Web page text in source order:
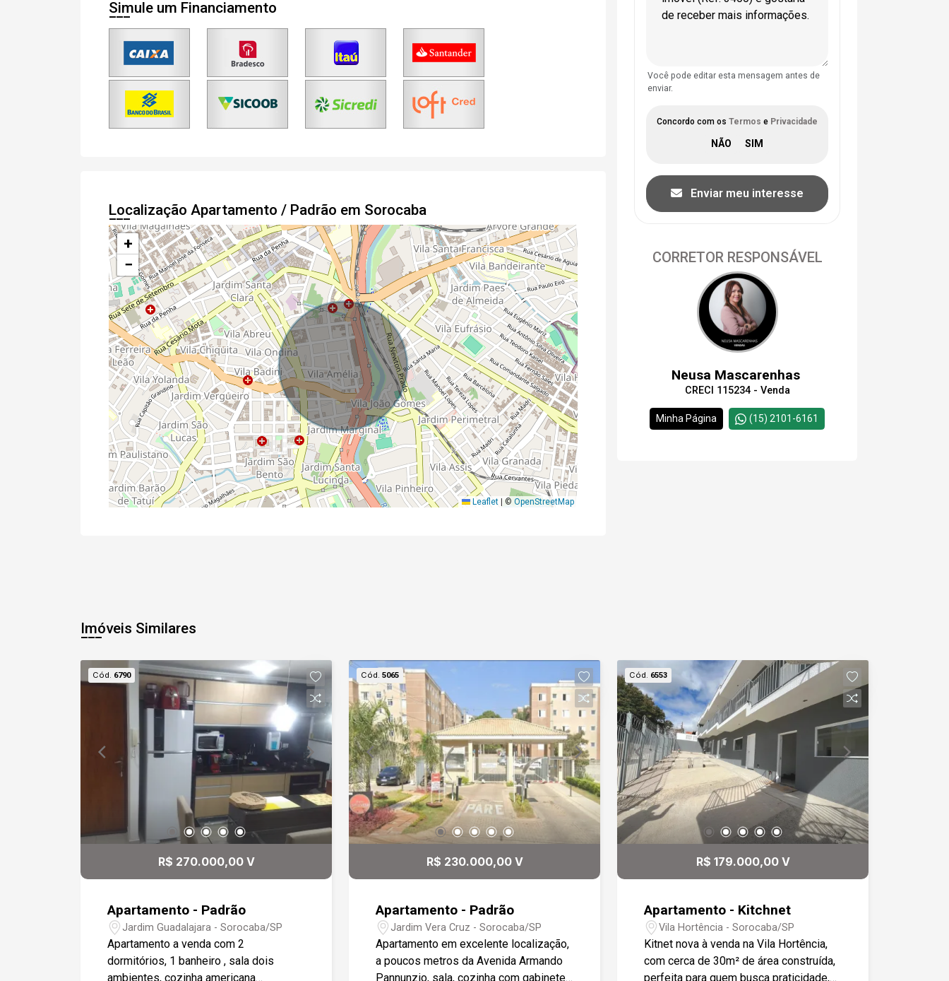
Simule um Financiamento
Localização Apartamento / Padrão em Sorocaba
+
−
Leaflet © OpenStreetMap
Você pode editar esta mensagem antes de
enviar.
Concordo com os Termos e Privacidade
Enviar meu interesse
CORRETOR RESPONSÁVEL
Neusa Mascarenhas
CRECI 115234 - Venda
Minha Página (15) 2101-6161
Imóveis Similares
Cód. 6790
R$ 270.000,00 V
Apartamento - Padrão
Jardim Guadalajara - Sorocaba/SP
Apartamento a venda com 2
dormitórios, 1 banheiro , sala dois
ambientes, cozinha americana
Cód. 5065
R$ 230.000,00 V
Apartamento - Padrão
Jardim Vera Cruz - Sorocaba/SP
Apartamento em excelente localização,
a poucos metros da Avenida Armando
Pannunzio, sala, cozinha com gabinete,
Cód. 6553
R$ 179.000,00 V
Apartamento - Kitchnet
Vila Hortência - Sorocaba/SP
Kitnet nova à venda na Vila Hortência,
com cerca de 30m² de área construída,
perfeita para quem busca praticidade,